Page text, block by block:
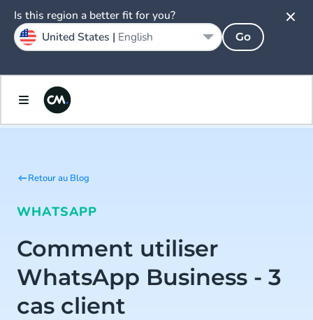
Retour au Blog
WHATSAPP
Comment utiliser
WhatsApp Business - 3
cas client
Is this region a better fit for you?
United States | English Go